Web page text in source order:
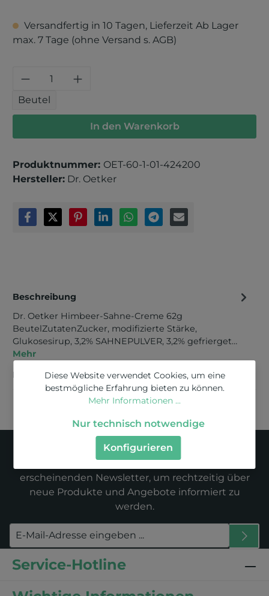
Versandfertig in 10 Tagen, Lieferzeit Ab Lager
max. 7 Tage (ohne Versand s. AGB)
Produkt Anzahl: Gib den
Beutel
In den Warenkorb
Produktnummer: OET-60-1-01-424200
Hersteller: Dr. Oetker
Beschreibung
Dr. Oetker Himbeer-Sahne-Creme 62g
BeutelZutatenZucker, modifizierte Stärke,
Glukosesirup, 3,2% SAHNEPULVER, 3,2% gefrierget…
Mehr
Bewertungen
Newsletter
Abonnieren Sie jetzt unseren regelmäßig
erscheinenden Newsletter, um rechtzeitig über
neue Produkte und Angebote informiert zu
werden.
Service-Hotline
Diese Website verwendet Cookies, um eine
bestmögliche Erfahrung bieten zu können.
Mehr Informationen ...
Nur technisch notwendige
Konfigurieren